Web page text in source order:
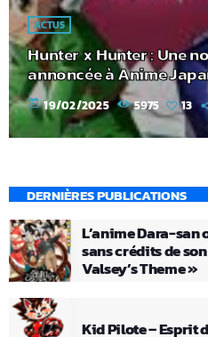
ACTUS
Hunter x Hunter : Une
annoncée à Anime
today 19/02/2025 5975 13
DERNIÈRES PUBLICATIONS
L’anime Dara-
sans crédits de
Valsey’s Theme »
Kid Pilote – Esprit